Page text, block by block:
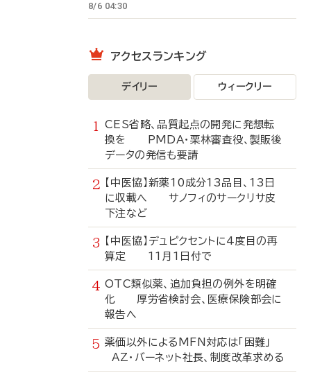
8/6 04:30
アクセスランキング
デイリー ウィークリー
CES省略、品質起点の開発に発想転
換を PMDA・栗林審査役、製販後
データの発信も要請
【中医協】新薬10成分13品目、13日
に収載へ サノフィのサークリサ皮
下注など
【中医協】デュピクセントに4度目の再
算定 11月1日付で
OTC類似薬、追加負担の例外を明確
化 厚労省検討会、医療保険部会に
報告へ
薬価以外によるMFN対応は「困難」
AZ・バーネット社長、制度改革求める